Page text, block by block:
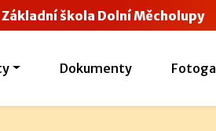
Základní škola Dolní Měcholupy
Dokumenty